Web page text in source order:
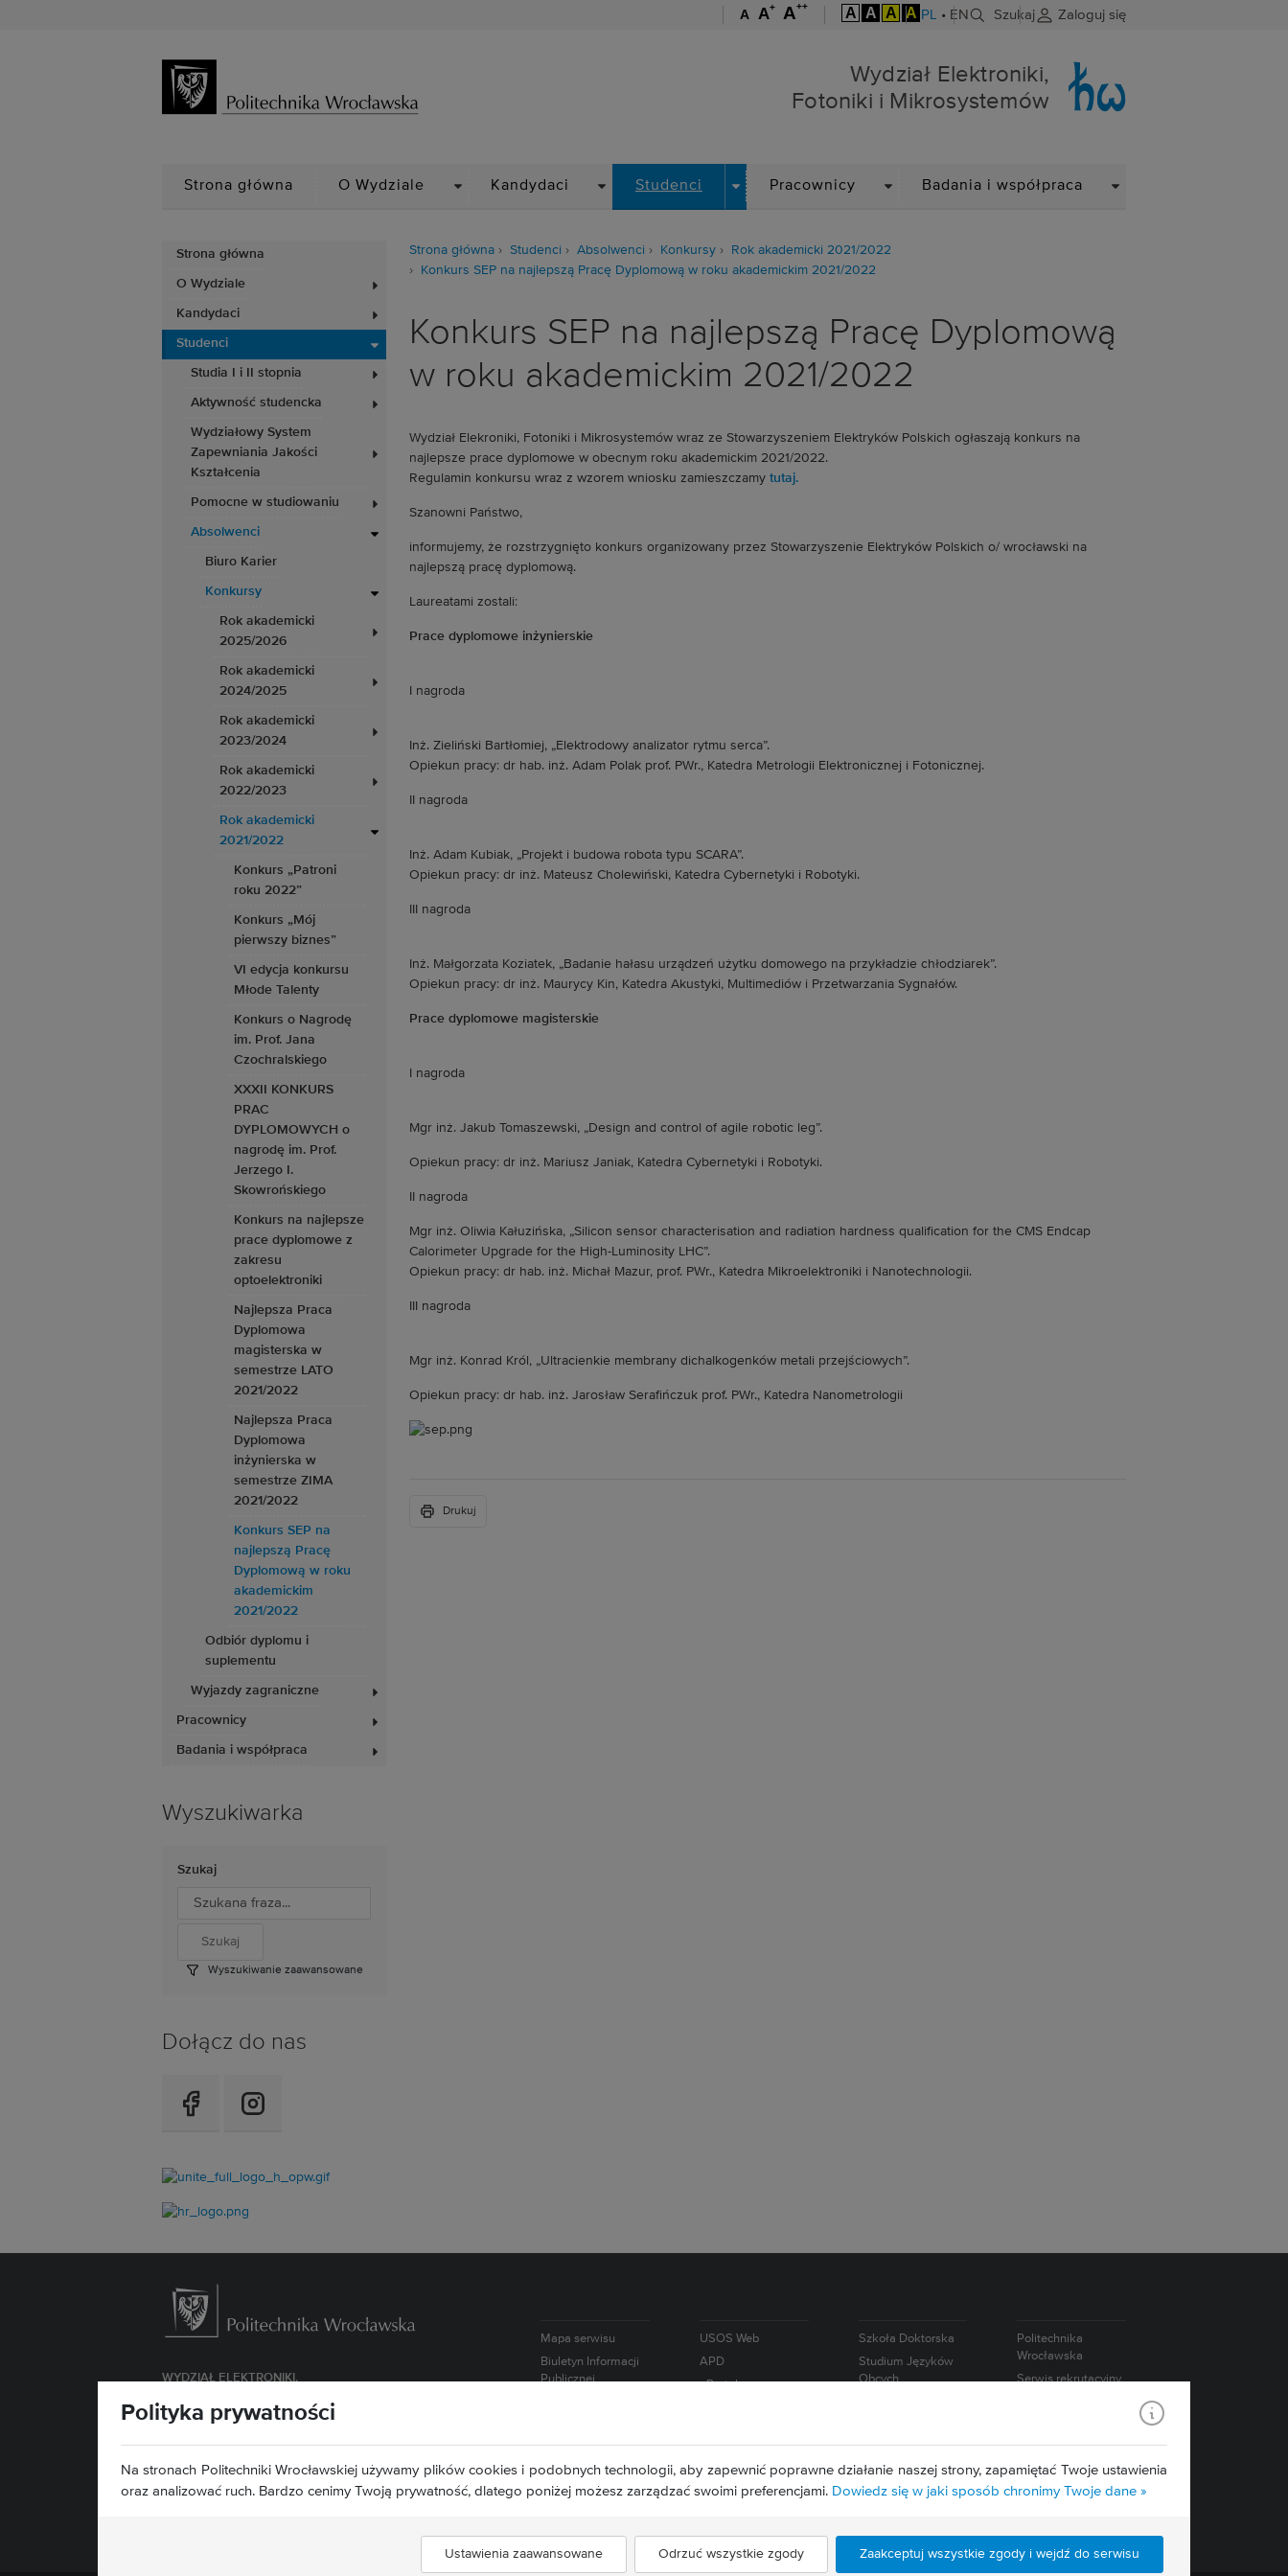
A A+ A++ A A A A PL • EN Szukaj Zaloguj się
Wydział Elektroniki, Fotoniki i Mikrosystemów
Wydział Elektroniki,
Fotoniki i Mikrosystemów
Strona główna O Wydziale Kandydaci Studenci
DROPDOWN
Pracownicy Badania i współpraca
Strona główna
O Wydziale
Kandydaci
Studenci
Studia I i II stopnia
Aktywność studencka
Wydziałowy System
Zapewniania Jakości
Kształcenia
Pomocne w studiowaniu
Absolwenci
Biuro Karier
Konkursy
Rok akademicki
2025/2026
Rok akademicki
2024/2025
Rok akademicki
2023/2024
Rok akademicki
2022/2023
Rok akademicki
2021/2022
Konkurs „Patroni
roku 2022”
Konkurs „Mój
pierwszy biznes”
VI edycja konkursu
Młode Talenty
Konkurs o Nagrodę
im. Prof. Jana
Czochralskiego
XXXII KONKURS
PRAC
DYPLOMOWYCH o
nagrodę im. Prof.
Jerzego I.
Skowrońskiego
Konkurs na najlepsze
prace dyplomowe z
zakresu
optoelektroniki
Najlepsza Praca
Dyplomowa
magisterska w
semestrze LATO
2021/2022
Najlepsza Praca
Dyplomowa
inżynierska w
semestrze ZIMA
2021/2022
Konkurs SEP na
najlepszą Pracę
Dyplomową w roku
akademickim
2021/2022
Odbiór dyplomu i
suplementu
Wyjazdy zagraniczne
Pracownicy
Badania i współpraca
Wyszukiwarka
Szukaj
Wyszukiwanie zaawansowane
Dołącz do nas
Strona główna Studenci Absolwenci Konkursy
Rok akademicki 2021/2022
Konkurs SEP na najlepszą Pracę Dyplomową w roku akademickim 2021/2022
Konkurs SEP na najlepszą Pracę Dyplomową
w roku akademickim 2021/2022
Wydział Elekroniki, Fotoniki i Mikrosystemów wraz ze Stowarzyszeniem Elektryków Polskich ogłaszają konkurs na
najlepsze prace dyplomowe w obecnym roku akademickim 2021/2022.
Regulamin konkursu wraz z wzorem wniosku zamieszczamy tutaj.
Szanowni Państwo,
informujemy, że rozstrzygnięto konkurs organizowany przez Stowarzyszenie Elektryków Polskich o/ wrocławski na
najlepszą pracę dyplomową.
Laureatami zostali:
Prace dyplomowe inżynierskie
I nagroda
Inż. Zieliński Bartłomiej, „Elektrodowy analizator rytmu serca”.
Opiekun pracy: dr hab. inż. Adam Polak prof. PWr., Katedra Metrologii Elektronicznej i Fotonicznej.
II nagroda
Inż. Adam Kubiak, „Projekt i budowa robota typu SCARA”.
Opiekun pracy: dr inż. Mateusz Cholewiński, Katedra Cybernetyki i Robotyki.
III nagroda
Inż. Małgorzata Koziatek, „Badanie hałasu urządzeń użytku domowego na przykładzie chłodziarek”.
Opiekun pracy: dr inż. Maurycy Kin, Katedra Akustyki, Multimediów i Przetwarzania Sygnałów.
Prace dyplomowe magisterskie
I nagroda
Mgr inż. Jakub Tomaszewski, „Design and control of agile robotic leg”.
Opiekun pracy: dr inż. Mariusz Janiak, Katedra Cybernetyki i Robotyki.
II nagroda
Mgr inż. Oliwia Kałuzińska, „Silicon sensor characterisation and radiation hardness qualification for the CMS Endcap
Calorimeter Upgrade for the High-Luminosity LHC”.
Opiekun pracy: dr hab. inż. Michał Mazur, prof. PWr., Katedra Mikroelektroniki i Nanotechnologii.
III nagroda
Mgr inż. Konrad Król, „Ultracienkie membrany dichaIkogenków metali przejściowych”.
Opiekun pracy: dr hab. inż. Jarosław Serafińczuk prof. PWr., Katedra Nanometrologii
Drukuj
WYDZIAŁ ELEKTRONIKI,
ul. Janiszewskiego 11/17
Deklaracja dostępności »
Mapa serwisu
Biuletyn Informacji
Publicznej
USOS Web
APD
ePortal
Szkoła Doktorska
Studium Języków
Obcych
Politechnika
Wrocławska
Serwis rekrutacyjny
Współpraca z
Polityka prywatności
Na stronach Politechniki Wrocławskiej używamy plików cookies i podobnych technologii, aby zapewnić poprawne działanie naszej strony, zapamiętać Twoje ustawienia
oraz analizować ruch. Bardzo cenimy Twoją prywatność, dlatego poniżej możesz zarządzać swoimi preferencjami. Dowiedz się w jaki sposób chronimy Twoje dane »
Ustawienia zaawansowane Odrzuć wszystkie zgody Zaakceptuj wszystkie zgody i wejdź do serwisu